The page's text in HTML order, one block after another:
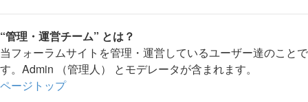
“管理・運営チーム” とは？
当フォーラムサイトを管理・運営しているユーザー達のことで
す。Admin （管理人） とモデレータが含まれます。
ページトップ